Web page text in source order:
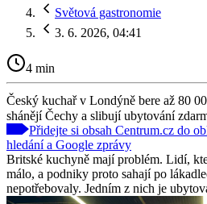
Světová gastronomie
3. 6. 2026, 04:41
4 min
Český kuchař v Londýně bere až 80
shánějí Čechy a slibují ubytování
Přidejte si obsah Centrum.cz do
hledání a Google zprávy
Britské kuchyně mají problém. Lidí,
málo, a podniky proto sahají po
nepotřebovaly. Jedním z nich je